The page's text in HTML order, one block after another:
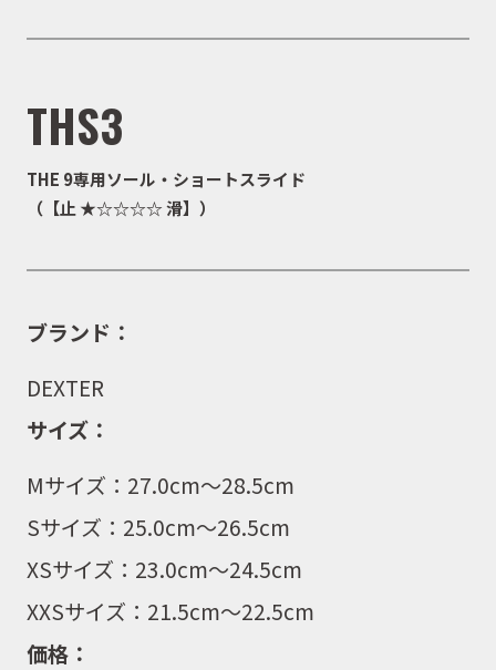
THS3
THE 9専用ソール・ショートスライド
（【止 ★☆☆☆☆ 滑】）
ブランド：
DEXTER
サイズ：
Mサイズ：27.0cm〜28.5cm
Sサイズ：25.0cm〜26.5cm
XSサイズ：23.0cm〜24.5cm
XXSサイズ：21.5cm〜22.5cm
価格：